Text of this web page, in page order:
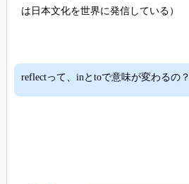
は日本文化を世界に発信している）
reflectって、inとtoで意味が変わるの？